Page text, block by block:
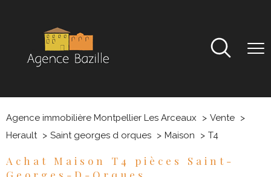
Agence immobilière Montpellier Les Arceaux
Vente
Herault
Saint georges d orques Maison T4
Achat Maison T4 pièces Saint-